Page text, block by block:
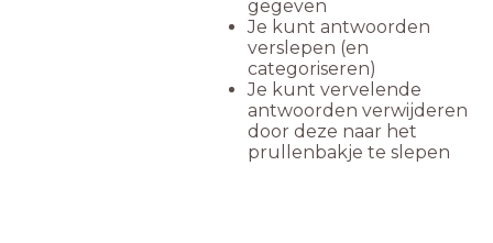
gegeven
Je kunt antwoorden
verslepen (en
categoriseren)
Je kunt vervelende
antwoorden verwijderen
door deze naar het
prullenbakje te slepen